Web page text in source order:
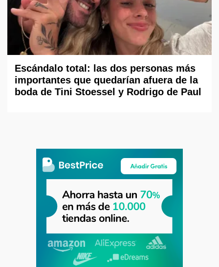
Escándalo total: las dos personas más
importantes que quedarían afuera de la
boda de Tini Stoessel y Rodrigo de Paul